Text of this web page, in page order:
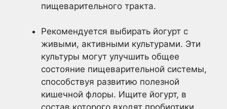
пищеварительного тракта.
Рекомендуется выбирать йогурт с
живыми, активными культурами. Эти
культуры могут улучшить общее
состояние пищеварительной системы,
способствуя развитию полезной
кишечной флоры. Ищите йогурт, в
состав которого входят пробиотики